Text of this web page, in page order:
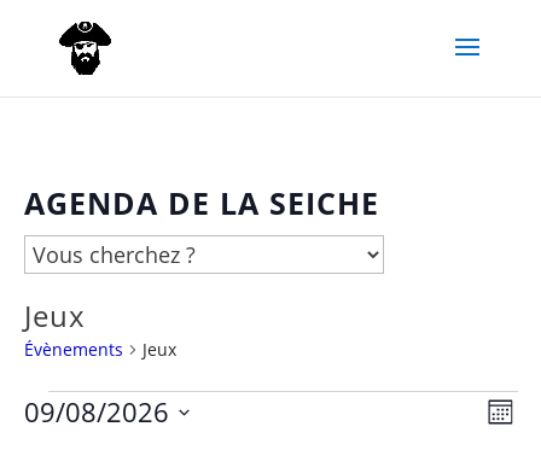
AGENDA DE LA SEICHE
Jeux
Évènements Jeux
Évènements Mois
09/08/2026